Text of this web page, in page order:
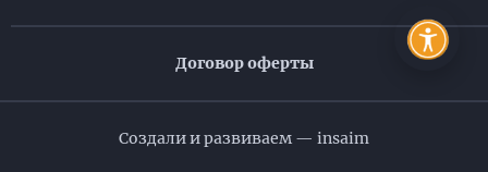
Договор оферты
Создали и развиваем — insaim